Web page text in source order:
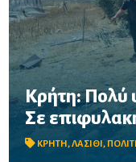
Κρήτη: Πολύ
Σε
ΚΡΗΤΗ ,ΛΑΣΙΘΙ ,
Σε επιφυλακή ο
στην Κρήτη το
δασικές περιοχές,